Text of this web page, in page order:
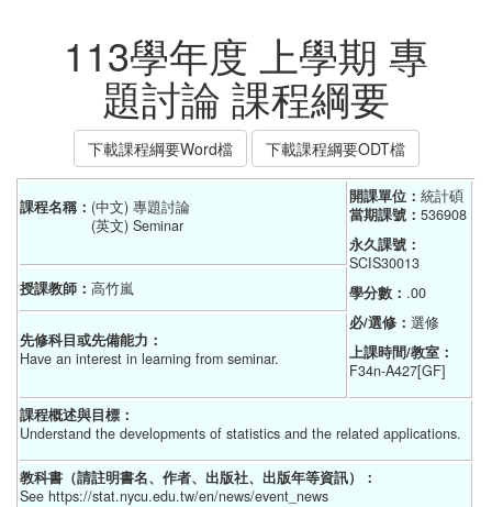
113學年度 上學期 專
題討論 課程綱要
下載課程綱要Word檔 下載課程綱要ODT檔
課程名稱： (中文) 專題討論
(英文) Seminar
開課單位：
當期課號： 536908
永久課號：
SCIS30013
學分數： .00
必/選修： 選修
上課時間/教室：
F34n-A427[GF]
授課教師： 高竹嵐
先修科目或先備能力：
Have an interest in learning from seminar.
課程概述與目標：
Understand the developments of statistics and the related applications.
教科書（請註明書名、作者、出版社、出版年等資訊）：
See https://stat.nycu.edu.tw/en/news/event_news